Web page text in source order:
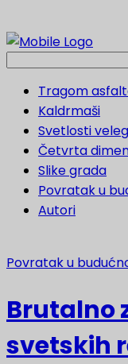
Tragom
Kaldrmaši
Svetlosti
Četvrta
Slike grada
Povratak u
Autori
Povratak u
Brutalno
svetskih